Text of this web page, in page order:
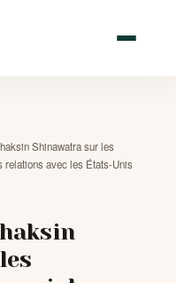
Shinawatra sur les
relations avec les États-Unis